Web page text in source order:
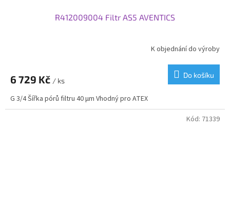
R412009004 Filtr AS5 AVENTICS
K objednání do výroby
6 729 Kč / ks
Do košíku
G 3/4 Šířka pórů filtru 40 µm Vhodný pro ATEX
Kód: 71339